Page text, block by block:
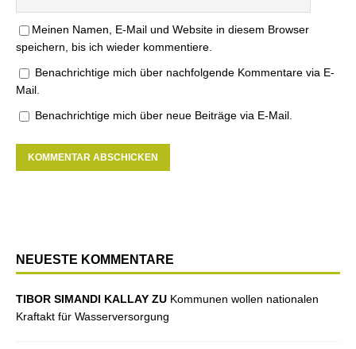
Meinen Namen, E-Mail und Website in diesem Browser
speichern, bis ich wieder kommentiere.
Benachrichtige mich über nachfolgende Kommentare via E-
Mail.
Benachrichtige mich über neue Beiträge via E-Mail.
NEUESTE KOMMENTARE
TIBOR SIMANDI KALLAY ZU Kommunen wollen nationalen
Kraftakt für Wasserversorgung